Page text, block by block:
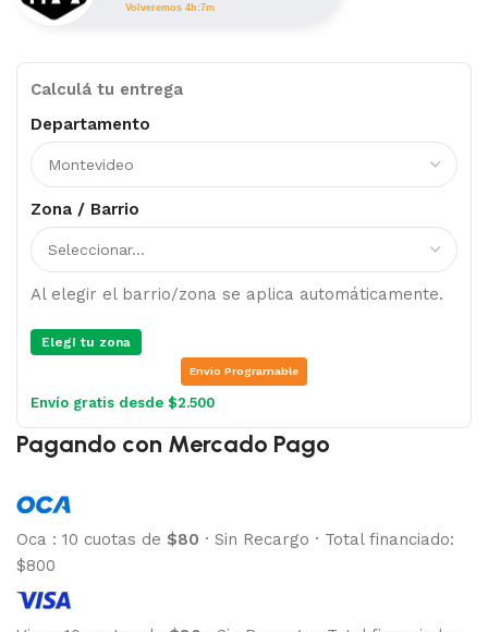
Volveremos 4h:7m
Calculá tu entrega
Departamento
Zona / Barrio
Al elegir el barrio/zona se aplica automáticamente.
Elegí tu zona
Envio Programable
Envío gratis desde $2.500
Pagando con Mercado Pago
Oca : 10 cuotas de $80 · Sin Recargo · Total financiado:
$800